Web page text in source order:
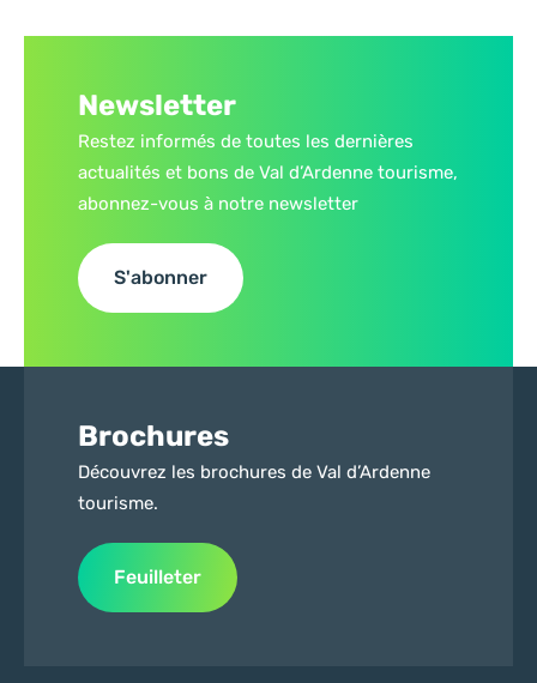
Newsletter
Restez informés de toutes les dernières
actualités et bons de Val d’Ardenne tourisme,
abonnez-vous à notre newsletter
S'abonner
Brochures
Découvrez les brochures de Val d’Ardenne
tourisme.
Feuilleter